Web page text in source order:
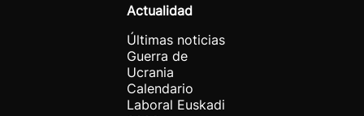
Actualidad
Últimas noticias
Guerra de
Ucrania
Calendario
Laboral Euskadi